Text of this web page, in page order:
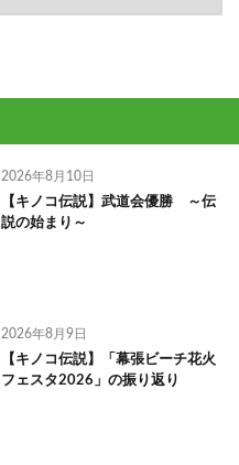
2026年8月10日
【キノコ伝説】武道会優勝 ～伝
説の始まり～
2026年8月9日
【キノコ伝説】「幕張ビーチ花火
フェスタ2026」の振り返り